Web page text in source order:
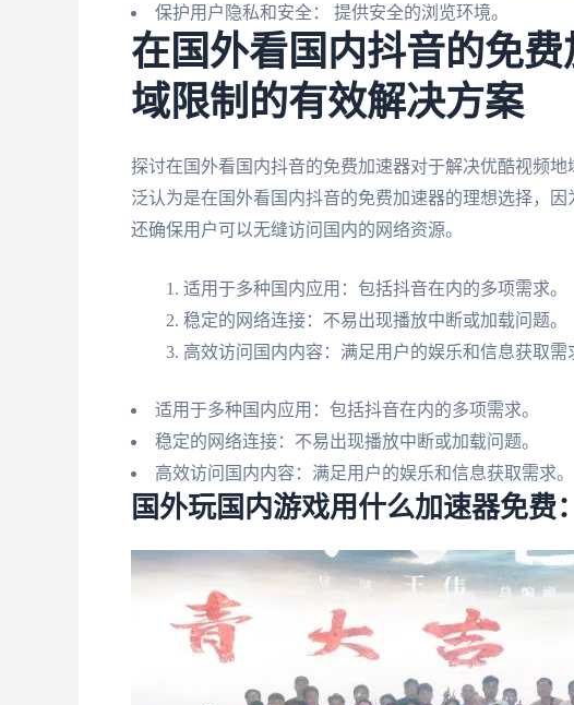
保护用户隐私和安全： 提供安全的浏览环境。
在国外看国内抖音的免
域限制的有效解决方案
探讨在国外看国内抖音的免费加速器对于解决优酷视频
泛认为是在国外看国内抖音的免费加速器的理想选择，
还确保用户可以无缝访问国内的网络资源。
适用于多种国内应用：包括抖音在内的多项需求。
稳定的网络连接：不易出现播放中断或加载问题。
高效访问国内内容：满足用户的娱乐和信息获取需
适用于多种国内应用：包括抖音在内的多项需求。
稳定的网络连接：不易出现播放中断或加载问题。
高效访问国内内容：满足用户的娱乐和信息获取需求。
国外玩国内游戏用什么加速器免费